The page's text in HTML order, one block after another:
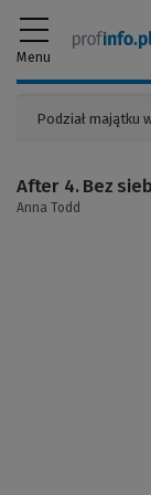
Menu
After 4. Bez
Anna Todd